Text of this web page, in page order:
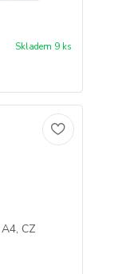
Skladem 9 ks